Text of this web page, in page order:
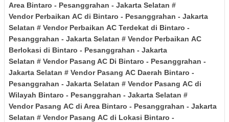
Area Bintaro - Pesanggrahan - Jakarta Selatan #
Vendor Perbaikan AC di Bintaro - Pesanggrahan - Jakarta
Selatan # Vendor Perbaikan AC Terdekat di Bintaro -
Pesanggrahan - Jakarta Selatan # Vendor Perbaikan AC
Berlokasi di Bintaro - Pesanggrahan - Jakarta
Selatan # Vendor Pasang AC Di Bintaro - Pesanggrahan -
Jakarta Selatan # Vendor Pasang AC Daerah Bintaro -
Pesanggrahan - Jakarta Selatan # Vendor Pasang AC di
Wilayah Bintaro - Pesanggrahan - Jakarta Selatan #
Vendor Pasang AC di Area Bintaro - Pesanggrahan - Jakarta
Selatan # Vendor Pasang AC di Lokasi Bintaro -